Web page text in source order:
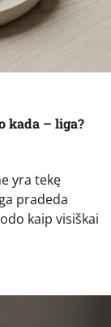
kada – liga?
yra tekę
pradeda
kaip visiškai